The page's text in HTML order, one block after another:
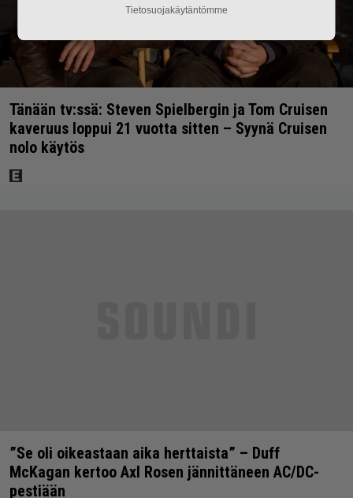
Tänään tv:ssä: Steven Spielbergin ja Tom Cruisen
kaveruus loppui 21 vuotta sitten – Syynä Cruisen
nolo käytös
”Se oli oikeastaan aika herttaista” – Duff
McKagan kertoo Axl Rosen jännittäneen AC/DC-
pestiään
Tietosuojakäytäntömme